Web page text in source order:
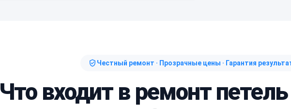
Честный ремонт · Прозрачные цены · Гарантия
Что входит в ремонт